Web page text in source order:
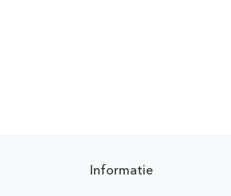
Informatie